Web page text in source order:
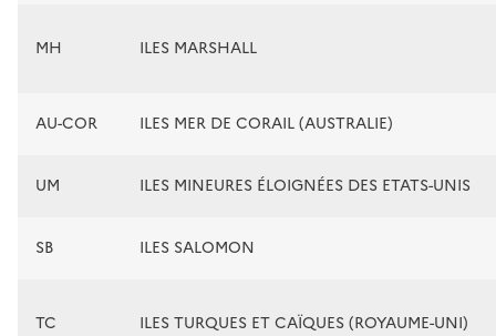
MH ILES MARSHALL
AU-COR ILES MER DE CORAIL (AUSTRALIE)
UM ILES MINEURES ÉLOIGNÉES DES ETATS-UNIS
SB ILES SALOMON
TC ILES TURQUES ET CAÏQUES (ROYAUME-UNI)